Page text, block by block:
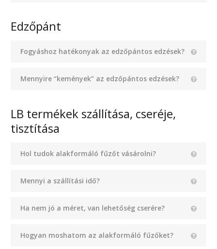
Edzőpánt
Fogyáshoz hatékonyak az edzőpántos edzések?
Mennyire “kemények” az edzőpántos edzések?
LB termékek szállítása, cseréje,
tisztítása
Hol tudok alakformáló fűzőt vásárolni?
Mennyi a szállítási idő?
Ha nem jó a méret, van lehetőség cserére?
Hogyan moshatom az alakformáló fűzőket?